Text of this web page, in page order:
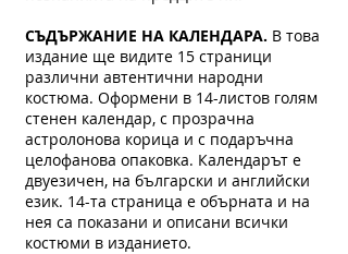
СЪДЪРЖАНИЕ НА КАЛЕНДАРА. В това
издание ще видите 15 страници
различни автентични народни
костюма. Оформени в 14-листов голям
стенен календар, с прозрачна
астролонова корица и с подаръчна
целофанова опаковка. Календарът е
двуезичен, на български и английски
език. 14-та страница е обърната и на
нея са показани и описани всички
костюми в изданието.